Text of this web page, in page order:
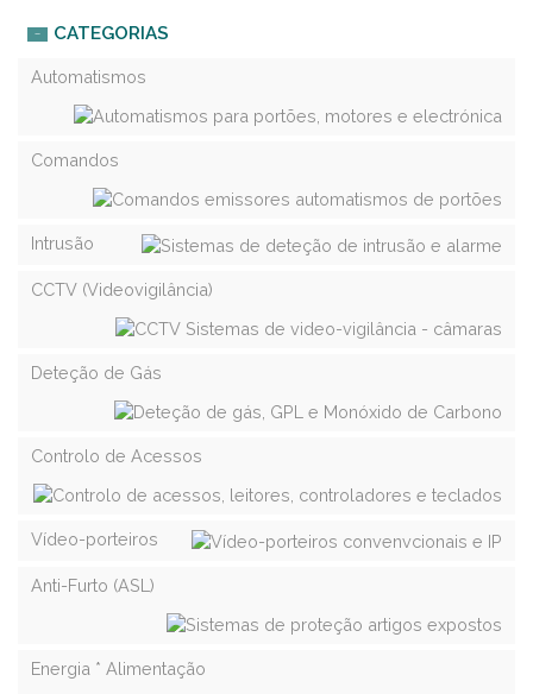
CATEGORIAS
Automatismos
Comandos
Intrusão
CCTV (Videovigilância)
Deteção de Gás
Controlo de Acessos
Vídeo-porteiros
Anti-Furto (ASL)
Energia * Alimentação